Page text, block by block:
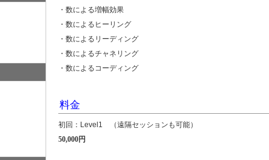
・数による増幅効果
・数によるヒーリング
・数によるリーディング
・数によるチャネリング
・数によるコーディング
料金
初回：Level1 （遠隔セッションも可能）
50,000円